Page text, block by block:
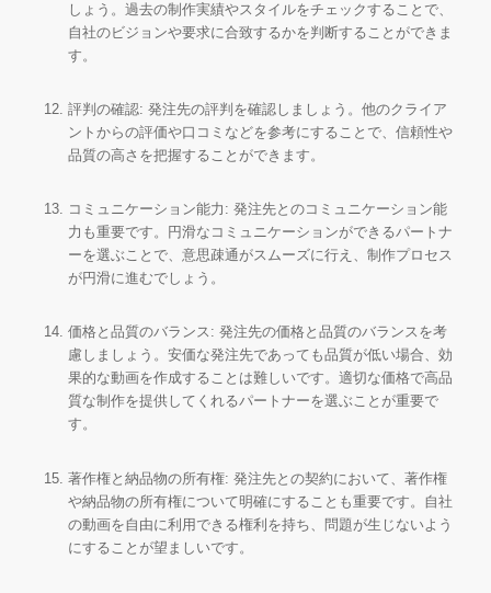
しょう。過去の制作実績やスタイルをチェックすることで、
自社のビジョンや要求に合致するかを判断することができま
す。
評判の確認: 発注先の評判を確認しましょう。他のクライア
ントからの評価や口コミなどを参考にすることで、信頼性や
品質の高さを把握することができます。
コミュニケーション能力: 発注先とのコミュニケーション能
力も重要です。円滑なコミュニケーションができるパートナ
ーを選ぶことで、意思疎通がスムーズに行え、制作プロセス
が円滑に進むでしょう。
価格と品質のバランス: 発注先の価格と品質のバランスを考
慮しましょう。安価な発注先であっても品質が低い場合、効
果的な動画を作成することは難しいです。適切な価格で高品
質な制作を提供してくれるパートナーを選ぶことが重要で
す。
著作権と納品物の所有権: 発注先との契約において、著作権
や納品物の所有権について明確にすることも重要です。自社
の動画を自由に利用できる権利を持ち、問題が生じないよう
にすることが望ましいです。